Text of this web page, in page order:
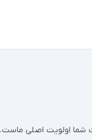
شما اولویت اصلی ماست.